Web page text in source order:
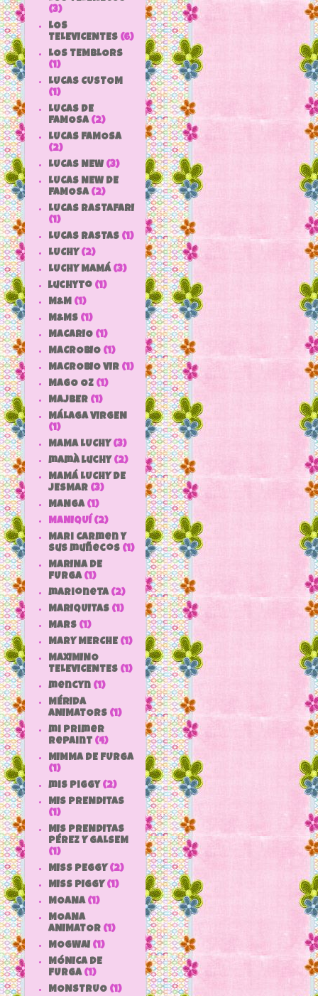
(3)
LOS
TELEVICENTES (6)
LOS TEMBLORS
(1)
LUCAS CUSTOM
(1)
LUCAS DE
FAMOSA (2)
LUCAS FAMOSA
(2)
LUCAS NEW (3)
LUCAS NEW DE
FAMOSA (2)
LUCAS RASTAFARI
(1)
LUCAS RASTAS (1)
LUCHY (2)
LUCHY MAMÁ (3)
luchyto (1)
M&M (1)
M&MS (1)
MACARIO (1)
MACROBIO (1)
MACROBIO VIR (1)
MAGO OZ (1)
MAJBER (1)
MÁLAGA VIRGEN
(1)
MAMA LUCHY (3)
mamà luchy (2)
MAMÁ LUCHY DE
JESMAR (3)
MANGA (1)
MANIQUÍ (2)
Mari Carmen y
sus muñecos (1)
MARINA DE
FURGA (1)
marioneta (2)
MARIQUITAS (1)
MARS (1)
MARY MERCHE (1)
MAXIMINO
TELEVICENTES (1)
mencyn (1)
MÉRIDA
ANIMATORS (1)
mi primer
repaint (4)
MIMMA DE FURGA
(1)
mis piggy (2)
MIS PRENDITAS
(1)
MIS PRENDITAS
PÉREZ Y GALSEM
(1)
MISS PEGGY (2)
MISS PIGGY (1)
MOANA (1)
MOANA
ANIMATOR (1)
MOGWAI (1)
MÓNICA DE
FURGA (1)
MONSTRUO (1)